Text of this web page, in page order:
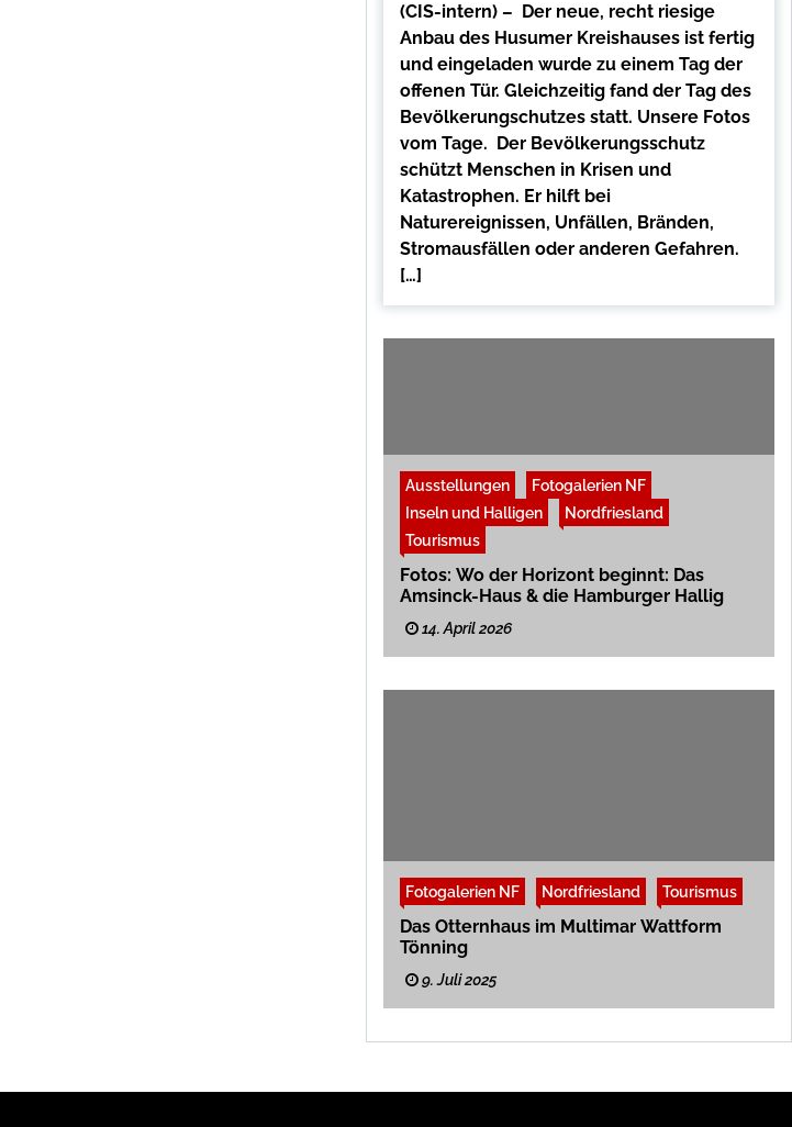
(CIS-intern) – Der neue, recht riesige
Anbau des Husumer Kreishauses ist fertig
und eingeladen wurde zu einem Tag der
offenen Tür. Gleichzeitig fand der Tag des
Bevölkerungschutzes statt. Unsere Fotos
vom Tage. Der Bevölkerungsschutz
schützt Menschen in Krisen und
Katastrophen. Er hilft bei
Naturereignissen, Unfällen, Bränden,
Stromausfällen oder anderen Gefahren.
[…]
Ausstellungen
Fotogalerien NF
Inseln und Halligen
Nordfriesland
Tourismus
Fotos: Wo der Horizont beginnt: Das
Amsinck-Haus & die Hamburger Hallig
14. April 2026
Fotogalerien NF Nordfriesland Tourismus
Das Otternhaus im Multimar Wattform
Tönning
9. Juli 2025